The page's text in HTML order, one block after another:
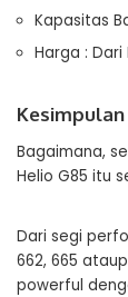
Kapasitas
Harga : Dari
Kesimpulan
Bagaimana,
Helio G85 itu
Dari segi
662, 665
powerful